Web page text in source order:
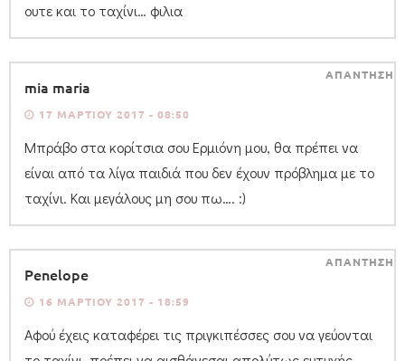
ουτε και το ταχίνι… φιλια
mia maria
17 ΜΑΡΤΊΟΥ 2017 - 08:50
Μπράβο στα κορίτσια σου Ερμιόνη μου, θα πρέπει να
είναι από τα λίγα παιδιά που δεν έχουν πρόβλημα με το
ταχίνι. Και μεγάλους μη σου πω…. :)
ΑΠΑΝΤΗΣΗ
Penelope
16 ΜΑΡΤΊΟΥ 2017 - 18:59
Αφού έχεις καταφέρει τις πριγκιπέσσες σου να γεύονται
ΑΠΑΝΤΗΣΗ